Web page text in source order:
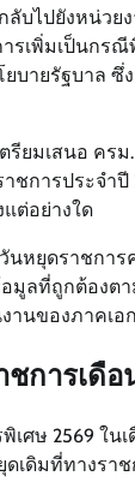
บไปยังหน่ว
รเพิ่มเป็นกร
ายรัฐบาล ซึ่
รียมเสนอ ค
การประจำปี
ต่อย่างใด
นหยุดราชกา
อมูลที่ถูกต้อง
านของภาคเ
การเดื
พิเศษ 2569
ดิมที่ทางราช